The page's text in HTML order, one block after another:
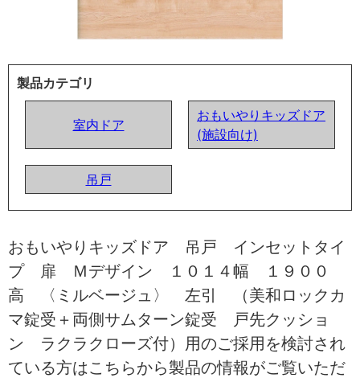
製品カテゴリ
室内ドア
おもいやりキッズドア
(施設向け)
吊戸
おもいやりキッズドア 吊戸 インセットタイ
プ 扉 Ｍデザイン １０１４幅 １９００
高 〈ミルベージュ〉 左引 （美和ロックカ
マ錠受＋両側サムターン錠受 戸先クッショ
ン ラクラクローズ付）用のご採用を検討され
ている方はこちらから製品の情報がご覧いただ